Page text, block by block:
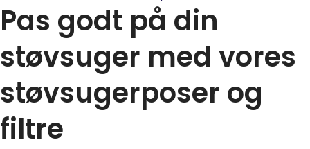
Pas godt på din
støvsuger med vores
støvsugerposer og
filtre